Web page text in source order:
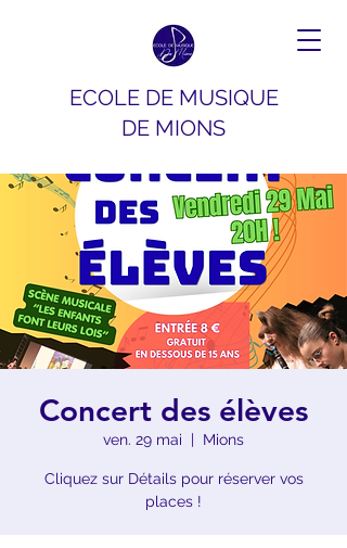
ECOLE DE MUSIQUE
DE MIONS
Concert des élèves
ven. 29 mai
  |
Mions
Cliquez sur Détails pour réserver vos
places !